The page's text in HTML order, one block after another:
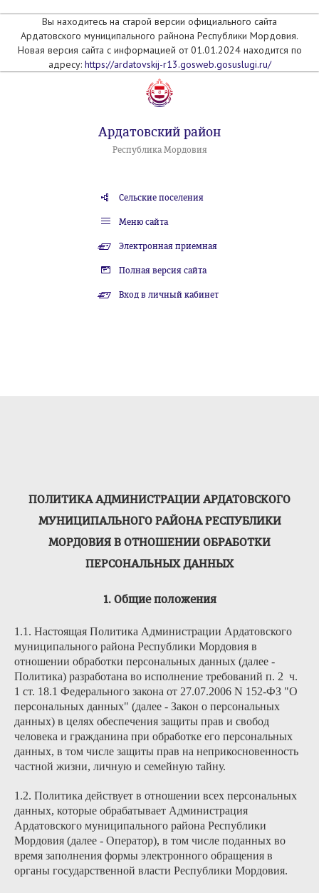
Вы находитесь на старой версии официального сайта
Ардатовского муниципального райнона Республики Мордовия.
Новая версия сайта с информацией от 01.01.2024 находится по
адресу: https://ardatovskij-r13.gosweb.gosuslugi.ru/
Ардатовский район
Республика Мордовия
Сельские поселения
Меню сайта
Электронная приемная
Полная версия сайта
Вход в личный кабинет
ПОЛИТИКА АДМИНИСТРАЦИИ АРДАТОВСКОГО
МУНИЦИПАЛЬНОГО РАЙОНА РЕСПУБЛИКИ
МОРДОВИЯ В ОТНОШЕНИИ ОБРАБОТКИ
ПЕРСОНАЛЬНЫХ ДАННЫХ
1. Общие положения
1.1. Настоящая Политика Администрации Ардатовского
муниципального района Республики Мордовия в
отношении обработки персональных данных (далее -
Политика) разработана во исполнение требований п. 2 ч.
1 ст. 18.1 Федерального закона от 27.07.2006 N 152-ФЗ "О
персональных данных" (далее - Закон о персональных
данных) в целях обеспечения защиты прав и свобод
человека и гражданина при обработке его персональных
данных, в том числе защиты прав на неприкосновенность
частной жизни, личную и семейную тайну.
1.2. Политика действует в отношении всех персональных
данных, которые обрабатывает Администрация
Ардатовского муниципального района Республики
Мордовия (далее - Оператор), в том числе поданных во
время заполнения формы электронного обращения в
органы государственной власти Республики Мордовия.